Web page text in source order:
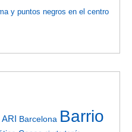
y puntos negros en el centro
ARI Barcelona Barrio